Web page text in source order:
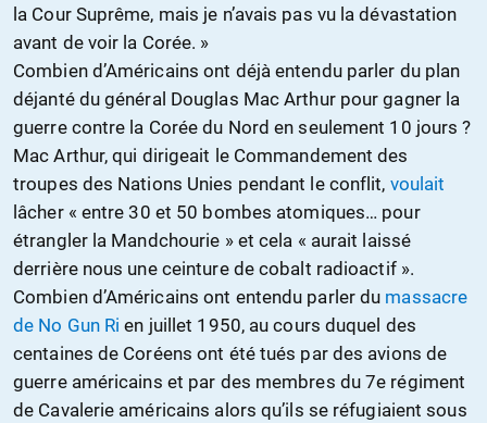
la Cour Suprême, mais je n’avais pas vu la dévastation
avant de voir la Corée. »
Combien d’Américains ont déjà entendu parler du plan
déjanté du général Douglas Mac Arthur pour gagner la
guerre contre la Corée du Nord en seulement 10 jours ?
Mac Arthur, qui dirigeait le Commandement des
troupes des Nations Unies pendant le conflit, voulait
lâcher « entre 30 et 50 bombes atomiques… pour
étrangler la Mandchourie » et cela « aurait laissé
derrière nous une ceinture de cobalt radioactif ».
Combien d’Américains ont entendu parler du massacre
de No Gun Ri en juillet 1950, au cours duquel des
centaines de Coréens ont été tués par des avions de
guerre américains et par des membres du 7e régiment
de Cavalerie américains alors qu’ils se réfugiaient sous